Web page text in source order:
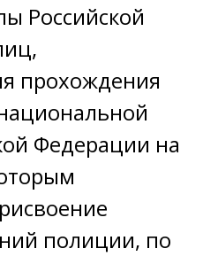
Российской
прохождения
Федерации на
полиции, по